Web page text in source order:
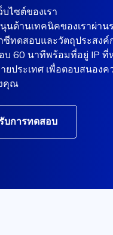
บไซต์ของเรา
ด้านเทคนิคของเราผ่าน
ทดสอบและวัตถุประสงค์
บ 60 นาทีพร้อมที่อยู่ IP ที่
ยประเทศ เพื่อตอบสนอง
คุณ
บการทดสอบ